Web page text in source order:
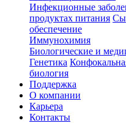
Инфекционные
продуктах питания
обеспечение
Иммунохимия
Биологические и
Генетика
биология
Поддержка
О компании
Карьера
Контакты